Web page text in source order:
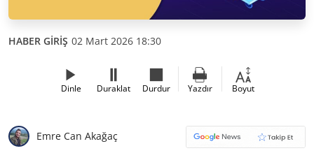
HABER GİRİŞ 02 Mart 2026 18:30
Dinle Duraklat Durdur Yazdır Boyut
Emre Can Akağaç